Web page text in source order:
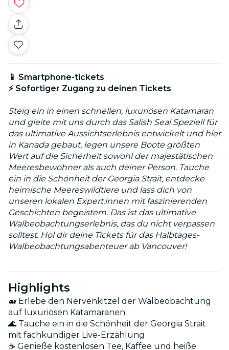
📱 Smartphone-tickets
⚡ Sofortiger Zugang zu deinen Tickets
Steig ein in einen schnellen, luxuriösen Katamaran
und gleite mit uns durch das Salish Sea! Speziell für
das ultimative Aussichtserlebnis entwickelt und hier
in Kanada gebaut, legen unsere Boote größten
Wert auf die Sicherheit sowohl der majestätischen
Meeresbewohner als auch deiner Person. Tauche
ein in die Schönheit der Georgia Strait, entdecke
heimische Meereswildtiere und lass dich von
unseren lokalen Expert:innen mit faszinierenden
Geschichten begeistern. Das ist das ultimative
Walbeobachtungserlebnis, das du nicht verpassen
solltest. Hol dir deine Tickets für das Halbtages-
Walbeobachtungsabenteuer ab Vancouver!
Highlights
🐋 Erlebe den Nervenkitzel der Walbeobachtung
auf luxuriösen Katamaranen
🌊 Tauche ein in die Schönheit der Georgia Strait
mit fachkundiger Live-Erzählung
☕ Genieße kostenlosen Tee, Kaffee und heiße